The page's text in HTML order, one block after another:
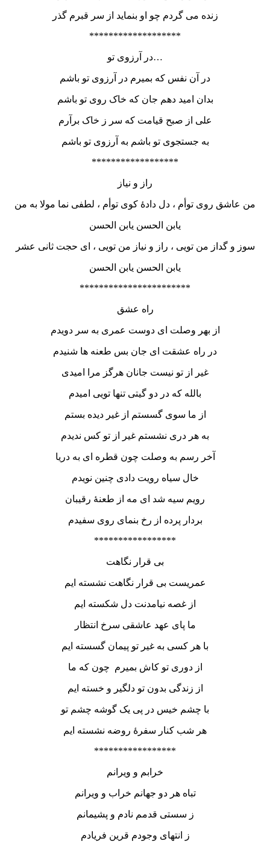
زنده می گردم چو او بنماید از سر قبرم گذر
*******************
در آرزوی تو…
در آن نفس که بمیرم در آرزوی تو باشم
بدان امید دهم جان که خاک روی تو باشم
علی از صبح قیامت که سر ز خاک برآرم
به جستجوی تو باشم به آرزوی تو باشم
******************
راز و نیاز
من عاشق روی توأم ، دل دادۀ کوی توأم ، لطفی نما مولا به من
یابن الحسن یابن الحسن
سوز و گداز من تویی ، راز و نیاز من تویی ، ای حجت ثانی عشر
یابن الحسن یابن الحسن
***********************
راه عشق
از بهر وصلت ای دوست عمری به سر دویدم
در راه عشقت ای جان بس طعنه ها شنیدم
غیر از تو نیست جانان هرگز مرا امیدی
بالله که در دو گیتی تنها تویی امیدم
از ما سوی گسستم از غیر دیده بستم
به هر دری نشستم غیر از تو کس ندیدم
آخر رسم به وصلت چون قطره ای به دریا
خال سیاه رویت دادی چنین نویدم
رویم سیه شد ای مه از طعنۀ رقیبان
بردار پرده از رخ بنمای روی سفیدم
*****************
بی قرار نگاهت
عمریست بی قرار نگاهت نشسته ایم
از غصه نیامدنت دل شکسته ایم
ما پای عهد عاشقی سرخ انتظار
با هر کسی به غیر تو پیمان گسسته ایم
از دوری تو کاش بمیرم چون که ما
از زندگی بدون تو دلگیر و خسته ایم
با چشم خیس در پی یک گوشه چشم تو
هر شب کنار سفرۀ روضه نشسته ایم
*****************
خرابم و ویرانم
تباه هر دو جهانم خراب و ویرانم
ز سستی قدمم نادم و پشیمانم
ز انتهای وجودم قرین فریادم